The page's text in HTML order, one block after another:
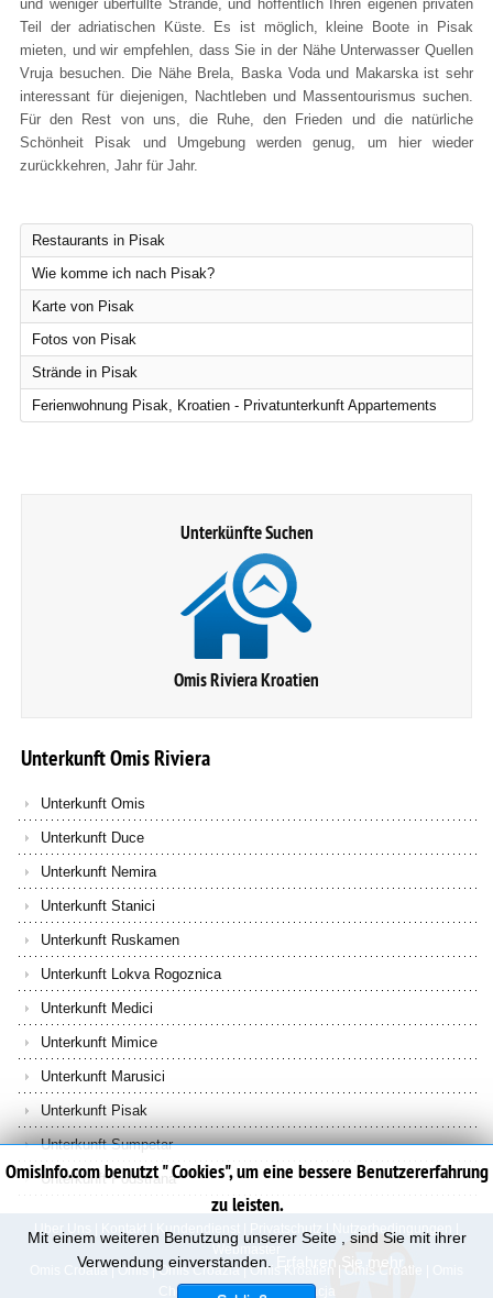
und weniger überfüllte Strände, und hoffentlich Ihren eigenen privaten
Teil der adriatischen Küste. Es ist möglich, kleine Boote in Pisak
mieten, und wir empfehlen, dass Sie in der Nähe Unterwasser Quellen
Vruja besuchen. Die Nähe Brela, Baska Voda und Makarska ist sehr
interessant für diejenigen, Nachtleben und Massentourismus suchen.
Für den Rest von uns, die Ruhe, den Frieden und die natürliche
Schönheit Pisak und Umgebung werden genug, um hier wieder
zurückkehren, Jahr für Jahr.
Restaurants in Pisak
Wie komme ich nach Pisak?
Karte von Pisak
Fotos von Pisak
Strände in Pisak
Ferienwohnung Pisak, Kroatien - Privatunterkunft Appartements
Unterkünfte Suchen
Omis Riviera Kroatien
UnterkunftOmisRiviera
Unterkunft Omis
Unterkunft Duce
Unterkunft Nemira
Unterkunft Stanici
Unterkunft Ruskamen
Unterkunft Lokva Rogoznica
Unterkunft Medici
Unterkunft Mimice
Unterkunft Marusici
Unterkunft Pisak
Unterkunft Sumpetar
Unterkunft Podstrana
OmisInfo.com benutzt " Cookies", um eine bessere Benutzererfahrung
zu leisten.
Mit einem weiteren Benutzung unserer Seite , sind Sie mit ihrer
Verwendung einverstanden.
Erfahren Sie mehr...
Uber Uns Kontakt Kundendienst Privatschutz| Nutzerbedingungen
Webmaster
Omis Croatia|Omis|Omis Croazia|Omis Kroatien | Omis Croatie
Chorvatsko|Omis Chorwacja